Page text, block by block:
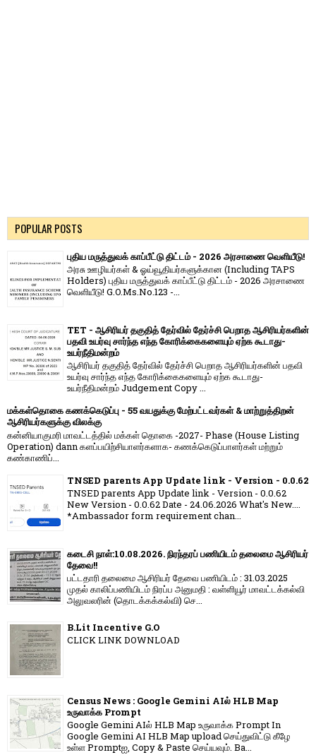
POPULAR POSTS
புதிய மருத்துவக் காப்பீட்டு திட்டம் - 2026 அரசாணை வெளியீடு!
அரசு ஊழியர்கள் & ஓய்வூதியர்களுக்கான (Including TAPS
Holders) புதிய மருத்துவக் காப்பீட்டு திட்டம் - 2026 அரசாணை
வெளியீடு! G.O.Ms.No.123 -...
TET - ஆசிரியர் தகுதித் தேர்வில் தேர்ச்சி பெறாத ஆசிரியர்களின்
பதவி உயர்வு சார்ந்த எந்த கோரிக்கைகளையும் ஏற்க கூடாது-
உயர்நீதிமன்றம்
ஆசிரியர் தகுதித் தேர்வில் தேர்ச்சி பெறாத ஆசிரியர்களின் பதவி
உயர்வு சார்ந்த எந்த கோரிக்கைகளையும் ஏற்க கூடாது-
உயர்நீதிமன்றம் Judgement Copy ...
மக்கள்தொகை கணக்கெடுப்பு - 55 வயதுக்கு மேற்பட்டவர்கள் & மாற்றுத்திறன்
ஆசிரியர்களுக்கு விலக்கு
கன்னியாகுமரி மாவட்டத்தில் மக்கள் தொகை -2027- Phase (House Listing
Operation) dann களப்பயிற்சியாளர்களாக- கணக்கெடுப்பாளர்கள் மற்றும்
கண்காணிப்...
TNSED parents App Update link - Version - 0.0.62
TNSED parents App Update link - Version - 0.0.62
New Version - 0.0.62 Date - 24.06.2026 What's New....
*Ambassador form requirement chan...
கடைசி நாள்:10.08.2026. நிரந்தரப் பணியிடம் தலைமை ஆசிரியர்
தேவை!!
பட்டதாரி தலைமை ஆசிரியர் தேவை பணியிடம் : 31.03.2025
முதல் காலிப்பணியிடம் நிரப்ப அனுமதி : வள்ளியூர் மாவட்டக்கல்வி
அலுவலரின் (தொடக்கக்கல்வி) செ...
B.Lit Incentive G.O
CLICK LINK DOWNLOAD
Census News : Google Gemini AIல் HLB Map
உருவாக்க Prompt
Google Gemini AIல் HLB Map உருவாக்க Prompt In
Google Gemini AI HLB Map upload செய்துவிட்டு கீழே
உள்ள Promptஐ, Copy & Paste செய்யவும். Ba...